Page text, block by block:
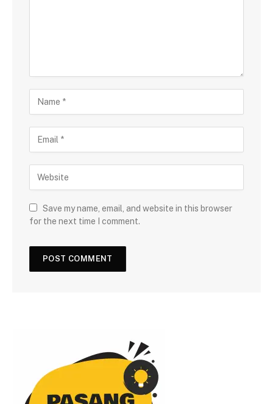
Save my name, email, and website in this browser
for the next time I comment.